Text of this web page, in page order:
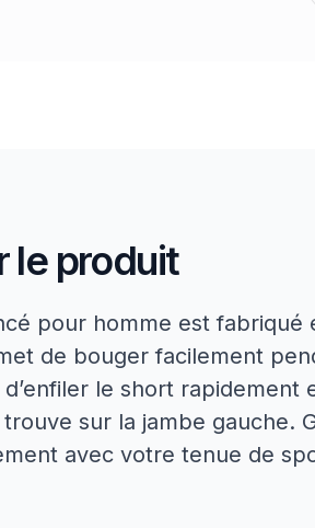
le produit
pour homme est fabriqué
de bouger facilement
le short rapidement
sur la jambe gauche.
avec votre tenue de